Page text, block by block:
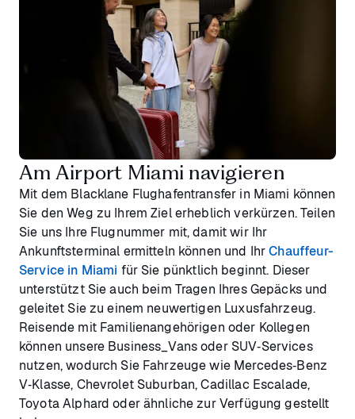
Am Airport Miami navigieren
Mit dem Blacklane Flughafentransfer in Miami können
Sie den Weg zu Ihrem Ziel erheblich verkürzen. Teilen
Sie uns Ihre Flugnummer mit, damit wir Ihr
Ankunftsterminal ermitteln können und IhrChauffeur-
Service in Miami für Sie pünktlich beginnt. Dieser
unterstützt Sie auch beim Tragen Ihres Gepäcks und
geleitet Sie zu einem neuwertigen Luxusfahrzeug.
Reisende mit Familienangehörigen oder Kollegen
können unsere Business_Vans oder SUV‑Services
nutzen, wodurch Sie Fahrzeuge wie Mercedes‑Benz
V‑Klasse, Chevrolet Suburban, Cadillac Escalade,
Toyota Alphard oder ähnliche zur Verfügung gestellt